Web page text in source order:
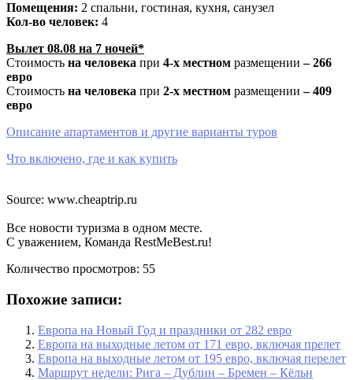
Помещения: 2 спальни, гостиная, кухня, санузел
Кол-во человек: 4
Вылет 08.08 на 7 ночей*
Стоимость на человека при 4-х местном размещении – 266
евро
Стоимость на человека при 2-х местном размещении – 409
евро
Описание апартаментов и другие варианты туров
Что включено, где и как купить
Source: www.cheaptrip.ru
Все новости туризма в одном месте.
С уважением, Команда RestMeBest.ru!
Количество просмотров: 55
Похожие записи:
Европа на Новый Год и праздники от 282 евро
Европа на выходные летом от 171 евро, включая прелет
Европа на выходные летом от 195 евро, включая перелет
Маршрут недели: Рига – Дублин – Бремен – Кёльн